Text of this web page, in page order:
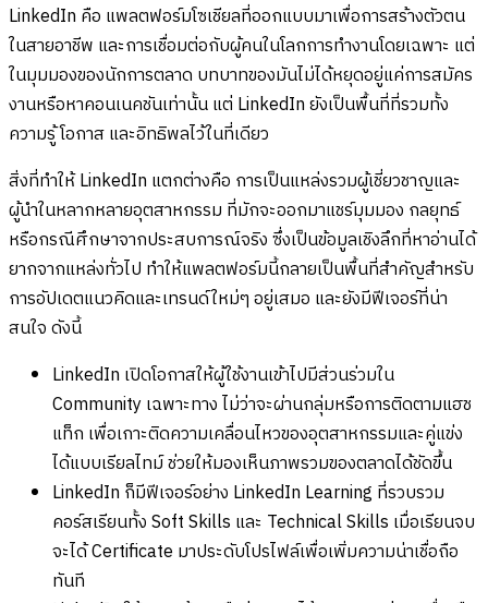
LinkedIn คือ แพลตฟอร์มโซเชียลที่ออกแบบมาเพื่อการสร้างตัวตน
ในสายอาชีพ และการเชื่อมต่อกับผู้คนในโลกการทำงานโดยเฉพาะ แต่
ในมุมมองของนักการตลาด บทบาทของมันไม่ได้หยุดอยู่แค่การสมัคร
งานหรือหาคอนเนคชันเท่านั้น แต่ LinkedIn ยังเป็นพื้นที่ที่รวมทั้ง
ความรู้ โอกาส และอิทธิพลไว้ในที่เดียว
สิ่งที่ทำให้ LinkedIn แตกต่างคือ การเป็นแหล่งรวมผู้เชี่ยวชาญและ
ผู้นำในหลากหลายอุตสาหกรรม ที่มักจะออกมาแชร์มุมมอง กลยุทธ์
หรือกรณีศึกษาจากประสบการณ์จริง ซึ่งเป็นข้อมูลเชิงลึกที่หาอ่านได้
ยากจากแหล่งทั่วไป ทำให้แพลตฟอร์มนี้กลายเป็นพื้นที่สำคัญสำหรับ
การอัปเดตแนวคิดและเทรนด์ใหม่ๆ อยู่เสมอ และยังมีฟีเจอร์ที่น่า
สนใจ ดังนี้
LinkedIn เปิดโอกาสให้ผู้ใช้งานเข้าไปมีส่วนร่วมใน
Community เฉพาะทาง ไม่ว่าจะผ่านกลุ่มหรือการติดตามแฮช
แท็ก เพื่อเกาะติดความเคลื่อนไหวของอุตสาหกรรมและคู่แข่ง
ได้แบบเรียลไทม์ ช่วยให้มองเห็นภาพรวมของตลาดได้ชัดขึ้น
LinkedIn ก็มีฟีเจอร์อย่าง LinkedIn Learning ที่รวบรวม
คอร์สเรียนทั้ง Soft Skills และ Technical Skills เมื่อเรียนจบ
จะได้ Certificate มาประดับโปรไฟล์เพื่อเพิ่มความน่าเชื่อถือ
ทันที